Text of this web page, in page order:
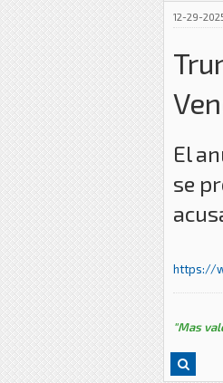
12-29-
El
se
https://
"Mas